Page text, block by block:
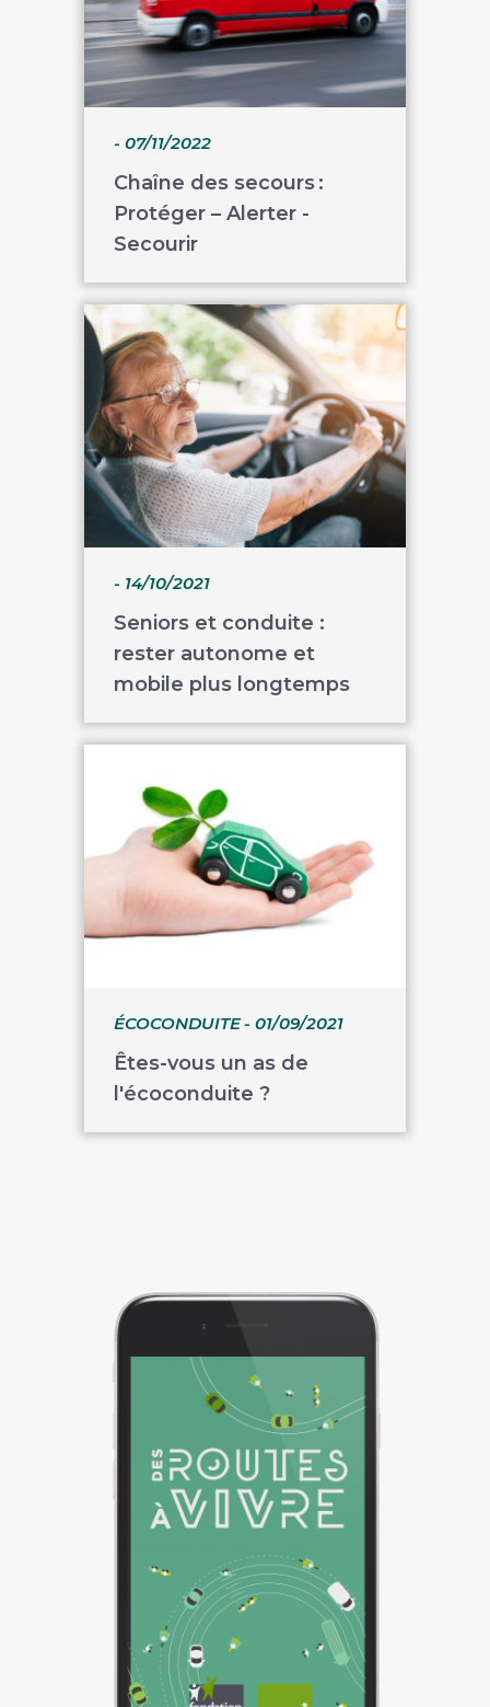
- 07/11/2022
Chaîne des secours :
Protéger – Alerter -
Secourir
- 14/10/2021
Seniors et conduite :
rester autonome et
mobile plus longtemps
ÉCOCONDUITE- 01/09/2021
Êtes-vous un as de
l'écoconduite ?